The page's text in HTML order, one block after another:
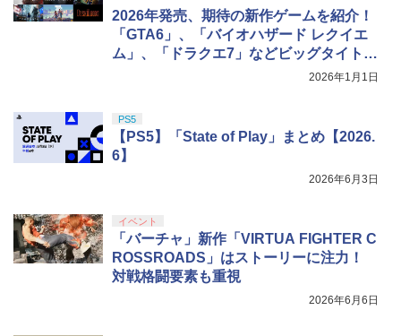
2026年発売、期待の新作ゲームを紹介！
「GTA6」、「バイオハザード レクイエ
ム」、「ドラクエ7」などビッグタイトル
2026年1月1日
PS5
【PS5】「State of Play」まとめ【2026.
6】
2026年6月3日
イベント
「バーチャ」新作「VIRTUA FIGHTER C
ROSSROADS」はストーリーに注力！
対戦格闘要素も重視
2026年6月6日